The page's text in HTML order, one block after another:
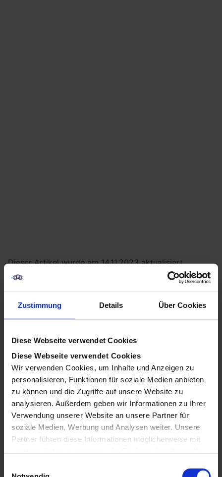
Zustimmung Details Über Cookies
Diese Webseite verwendet Cookies
Diese Webseite verwendet Cookies
Wir verwenden Cookies, um Inhalte und Anzeigen zu
personalisieren, Funktionen für soziale Medien anbieten
zu können und die Zugriffe auf unsere Website zu
analysieren. Außerdem geben wir Informationen zu Ihrer
Verwendung unserer Website an unsere Partner für
soziale Medien, Werbung und Analysen weiter. Unsere
Partner führen diese Informationen möglicherweise mit
gesammelt haben.
Dieser Artikel wurde am 14.11.2023 aktualisiert.
Laufend werden neue Plugins für ChatGPT
Modells noch erweitern. Diese Plugins dienen dazu,
Unterhaltungen zu unterstützen, sei es in der
oder beim Erstellen von Inhalten. In diesem Artikel
schaffen wir einen Überblick über (nahezu) alle
ChatGPT-Plugins werfen, ihre Funktionen und wie sie
die Interaktion zwischen Menschen und KI verbessern
können.
Voraussetzungen für die
Nutzung von ChatGPT-